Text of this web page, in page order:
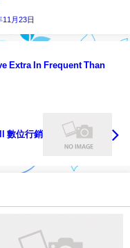
11月23日
Extra In Frequent Than
數位行銷